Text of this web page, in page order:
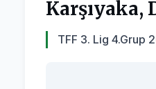
Karşıyaka,
TFF 3. Lig 4.Grup